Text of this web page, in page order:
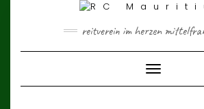
reitverein im herzen
Toggle